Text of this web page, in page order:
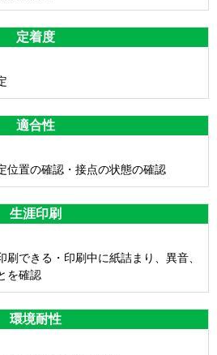
定着度
適合性
位置の確認・接点の状態の確認
生涯印刷
できる・印刷中に紙詰まり、異音、
を確認
環境耐性